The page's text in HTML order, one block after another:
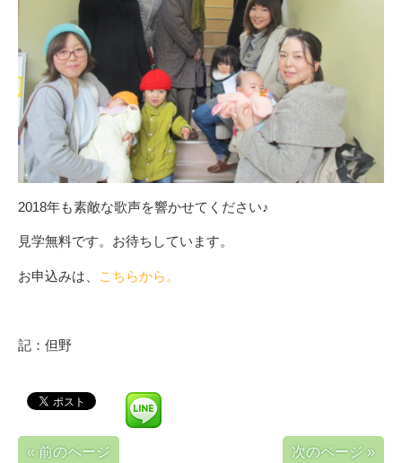
2018年も素敵な歌声を響かせてください♪
見学無料です。お待ちしています。
お申込みは、 こちらから。
記：但野
« 前のページ 次のページ »